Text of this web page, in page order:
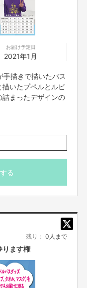
いただきます。到着日から
れ以上経過しますと返品
のご都合によるキャンセ
いたします。
お届け予定日
2021年1月
手描きで描いたバス
いたプペルとルビ
まったデザインの
ＸＬ／ＸＸＸＬ
でＬサイズを着用
／ＸＸＸＬ)は備考
る
残り： 0人まで
ります権